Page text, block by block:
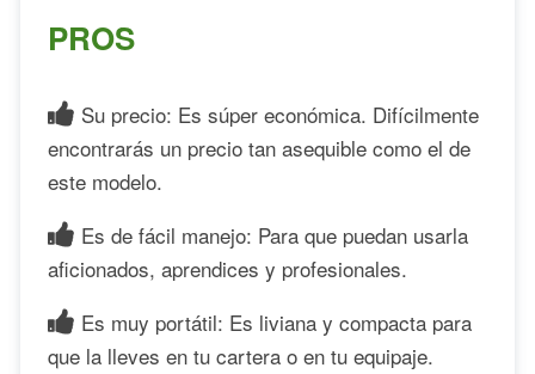
PROS
Su precio: Es súper económica. Difícilmente
encontrarás un precio tan asequible como el de
este modelo.
Es de fácil manejo: Para que puedan usarla
aficionados, aprendices y profesionales.
Es muy portátil: Es liviana y compacta para
que la lleves en tu cartera o en tu equipaje.